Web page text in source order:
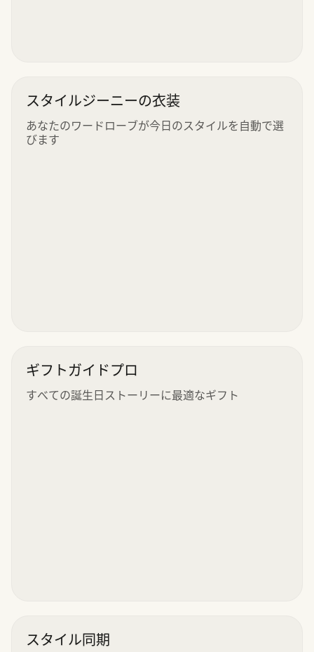
スタイルジーニーの衣装
あなたのワードローブが今日のスタイルを自動で選
びます
ギフトガイドプロ
すべての誕生日ストーリーに最適なギフト
スタイル同期